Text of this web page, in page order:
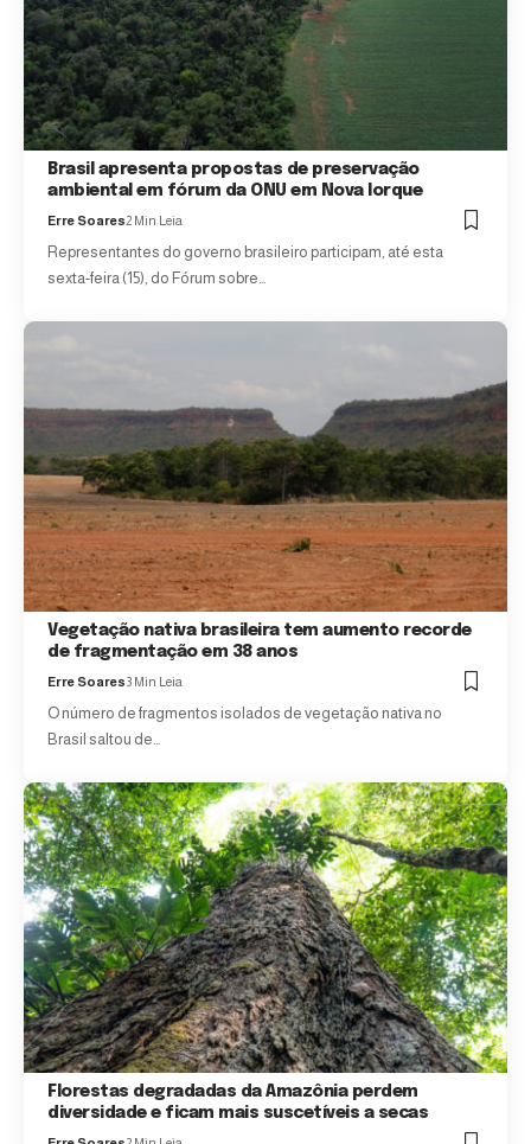
Brasil apresenta propostas de preservação
ambiental em fórum da ONU em Nova Iorque
Erre Soares2 Min Leia
Representantes do governo brasileiro participam, até esta
sexta-feira (15), do Fórum sobre…
Vegetação nativa brasileira tem aumento recorde
de fragmentação em 38 anos
Erre Soares3 Min Leia
O número de fragmentos isolados de vegetação nativa no
Brasil saltou de…
Florestas degradadas da Amazônia perdem
diversidade e ficam mais suscetíveis a secas